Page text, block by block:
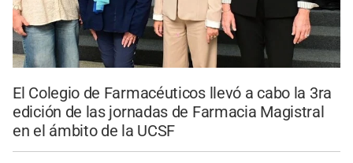
El Colegio de Farmacéuticos llevó a cabo la 3ra
edición de las jornadas de Farmacia Magistral
en el ámbito de la UCSF